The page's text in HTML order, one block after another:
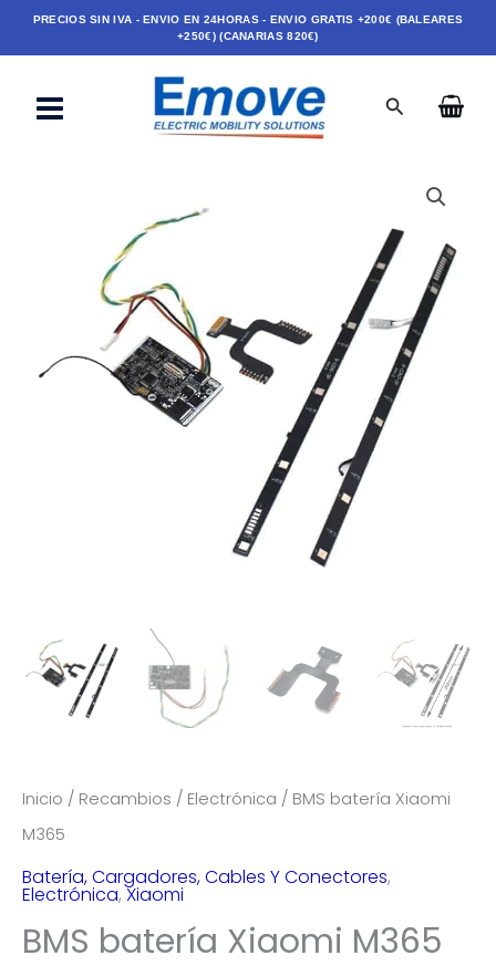
al
PRECIOS SIN IVA - ENVIO EN 24HORAS - ENVIO GRATIS +200€ (BALEARES
+250€) (CANARIAS 820€)
Buscar
Inicio / Recambios / Electrónica / BMS batería Xiaomi
M365
Batería, Cargadores, Cables Y Conectores,
Electrónica,Xiaomi
BMS batería Xiaomi M365